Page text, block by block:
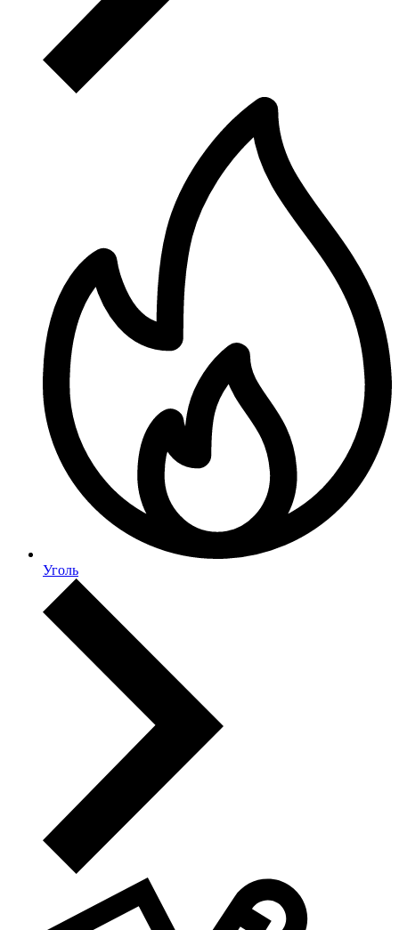
Уголь